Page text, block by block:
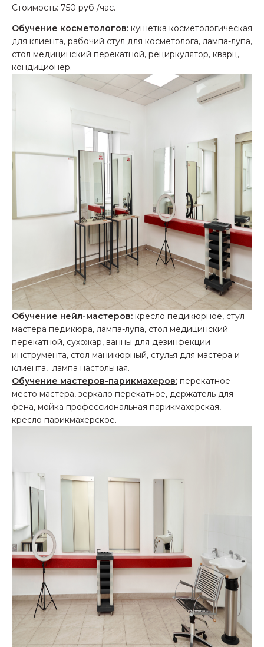
Стоимость: 750 руб./час.
Обучение косметологов: кушетка косметологическая
для клиента, рабочий стул для косметолога, лампа-лупа,
стол медицинский перекатной, рециркулятор, кварц,
кондиционер.
Обучение нейл-мастеров: кресло педикюрное, стул
мастера педикюра, лампа-лупа, стол медицинский
перекатной, сухожар, ванны для дезинфекции
инструмента, стол маникюрный, стулья для мастера и
клиента, лампа настольная.
Обучение мастеров-парикмахеров: перекатное
место мастера, зеркало перекатное, держатель для
фена, мойка профессиональная парикмахерская,
кресло парикмахерское.